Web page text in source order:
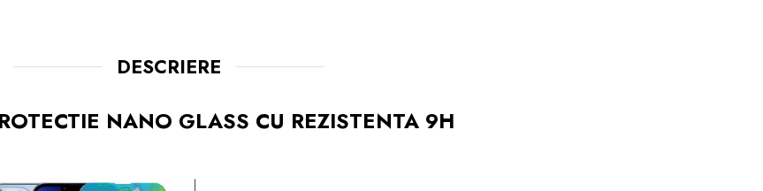
DESCRIERE
NANO GLASS CU REZISTENTA 9H